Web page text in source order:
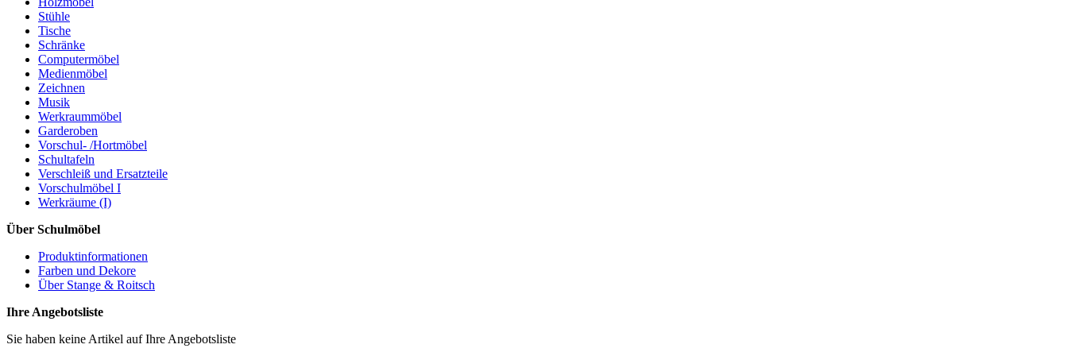
Stühle
Tische
Schränke
Computermöbel
Medienmöbel
Zeichnen
Musik
Werkraummöbel
Garderoben
Vorschul- /Hortmöbel
Schultafeln
Verschleiß und Ersatzteile
Vorschulmöbel I
Werkräume (I)
Über Schulmöbel
Produktinformationen
Farben und Dekore
Über Stange & Roitsch
Ihre Angebotsliste
Sie haben keine Artikel auf Ihre Angebotsliste